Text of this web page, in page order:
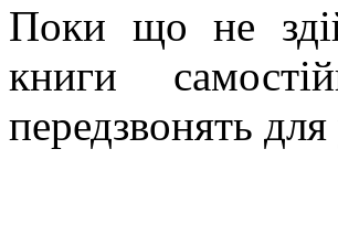
Поки що не
книги
передзвонять